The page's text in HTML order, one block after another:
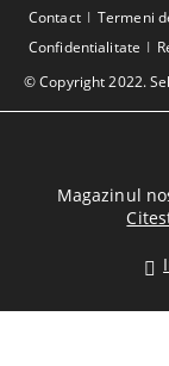
© Copyright 2022.
Contact Termeni
Confidentialitate
Magazinul